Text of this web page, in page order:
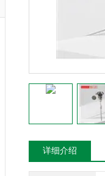
详细介绍